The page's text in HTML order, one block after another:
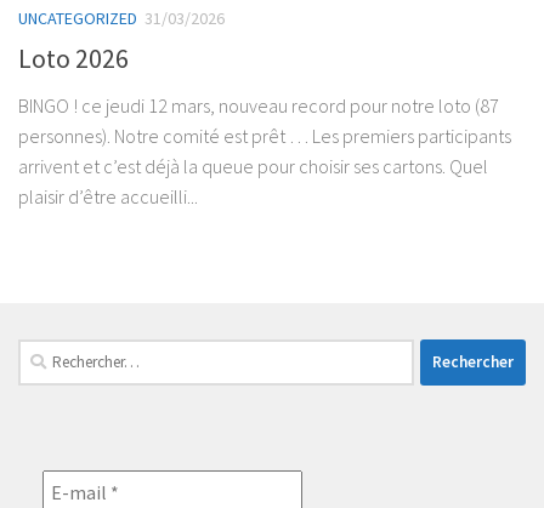
UNCATEGORIZED 31/03/2026
Loto 2026
BINGO ! ce jeudi 12 mars, nouveau record pour notre loto (87
personnes). Notre comité est prêt … Les premiers participants
arrivent et c’est déjà la queue pour choisir ses cartons. Quel
plaisir d’être accueilli...
Rechercher :